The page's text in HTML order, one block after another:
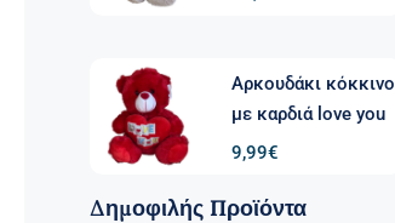
Αρκουδάκι κόκκινο
με καρδιά love you
9,99€
Δημοφιλής Προϊόντα